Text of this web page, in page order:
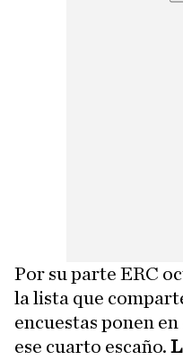
Por su parte ERC
la lista que
encuestas ponen
ese cuarto escaño.